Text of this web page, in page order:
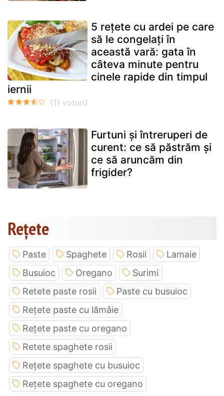
5 rețete cu ardei pe care
să le congelați în
această vară: gata în
câteva minute pentru
cinele rapide din timpul
iernii
Furtuni și întreruperi de
curent: ce să păstrăm și
ce să aruncăm din
frigider?
Rețete
Paste Spaghete Rosii
Lamaie
Busuioc
Oregano
Surimi
Retete paste rosii
Paste cu busuioc
Rețete paste cu lămâie
Rețete paste cu oregano
Retete spaghete rosii
Rețete spaghete cu busuioc
Rețete spaghete cu oregano